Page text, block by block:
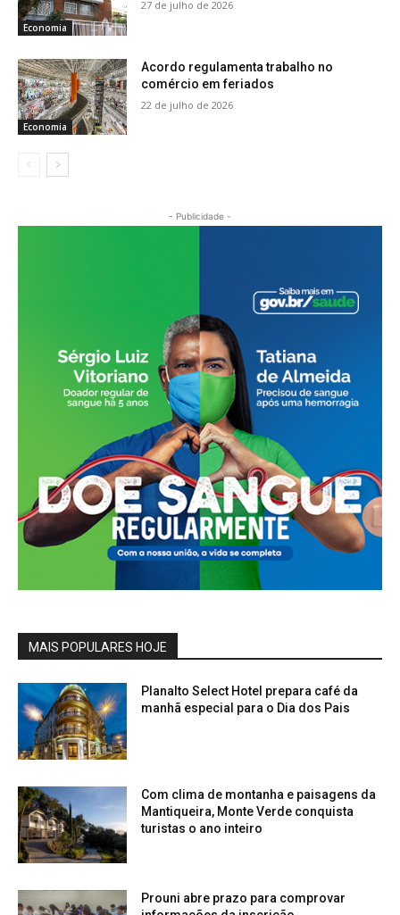
Economia
27 de julho de 2026
Economia
Acordo regulamenta trabalho no
comércio em feriados
22 de julho de 2026
- Publicidade -
MAIS POPULARES HOJE
Planalto Select Hotel prepara café da
manhã especial para o Dia dos Pais
Com clima de montanha e paisagens da
Mantiqueira, Monte Verde conquista
turistas o ano inteiro
Prouni abre prazo para comprovar